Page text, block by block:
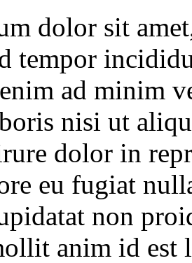
dolor sit
tempor
ad minim
nisi ut
dolor in
eu fugiat
non
anim id est